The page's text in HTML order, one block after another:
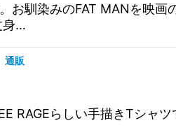
お馴染みのFAT MANを映
身…
通販
RAGEらしい手描きTシ